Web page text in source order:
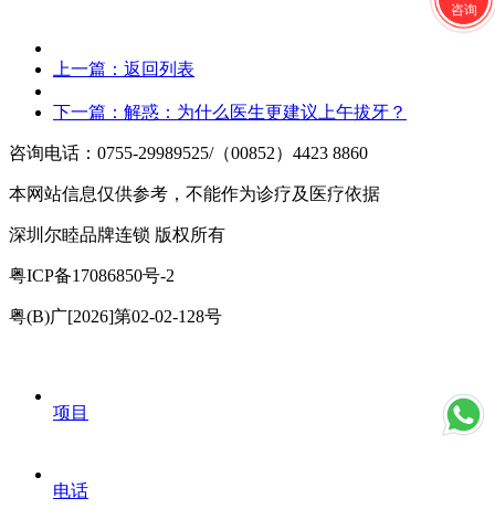
咨询
上一篇： 返回列表
下一篇： 解惑：为什么医生更建议上午拔牙？
咨询电话：0755-29989525/（00852）4423 8860
本网站信息仅供参考，不能作为诊疗及医疗依据
深圳尔睦品牌连锁 版权所有
粤ICP备17086850号-2
粤(B)广[2026]第02-02-128号
项目
电话